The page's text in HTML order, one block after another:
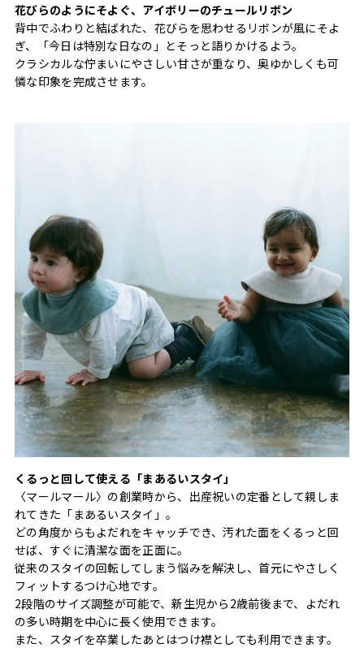
花びらのようにそよぐ、アイボリーのチュールリボン
背中でふわりと結ばれた、花びらを思わせるリボンが風にそよ
ぎ、「今日は特別な日なの」とそっと語りかけるよう。
クラシカルな佇まいにやさしい甘さが重なり、奥ゆかしくも可
憐な印象を完成させます。
くるっと回して使える「まあるいスタイ」
〈マールマール〉の創業時から、出産祝いの定番として親しま
れてきた「まあるいスタイ」。
どの角度からもよだれをキャッチでき、汚れた面をくるっと回
せば、すぐに清潔な面を正面に。
従来のスタイの回転してしまう悩みを解決し、首元にやさしく
フィットするつけ心地です。
2段階のサイズ調整が可能で、新生児から2歳前後まで、よだれ
の多い時期を中心に長く使用できます。
また、スタイを卒業したあとはつけ襟としても利用できます。